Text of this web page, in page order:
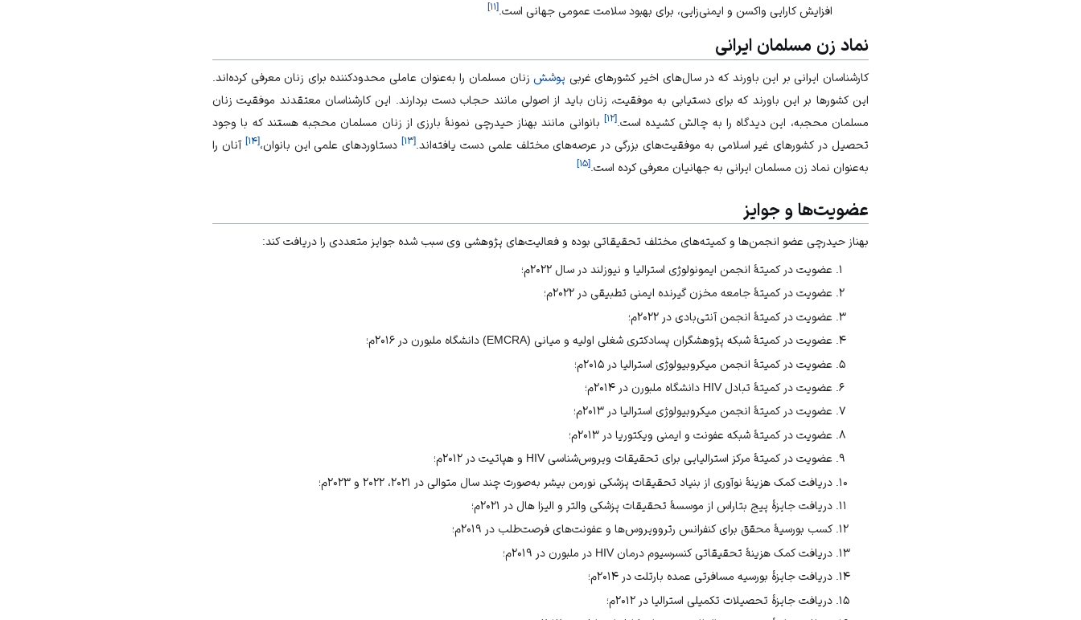
افزایش کارایی واکسن و ایمنی‌زایی، برای بهبود سلامت عمومی جهانی است. [۱۱]
نماد زن مسلمان ایرانی
کارشناسان ایرانی بر این باورند که در سال‌های اخیر کشورهای غربی پوشش زنان مسلمان را به‌عنوان عاملی محدودکننده برای زنان معرفی کرده‌اند.
این کشورها بر این باورند که برای دستیابی به موفقیت، زنان باید از اصولی مانند حجابدست بردارند. این کارشناسان معتقدند موفقیت زنان
مسلمان محجبه، این دیدگاه را به چالش کشیده است.[۱۲] بانوانی مانند بهناز حیدرچی نمونۀ بارزی از زنان مسلمان محجبه هستند که با وجود
تحصیل در کشورهای غیر اسلامی به موفقیت‌های بزرگی در عرصه‌های مختلف علمی دست یافته‌اند. [۱۳]دستاوردهای علمی این بانوان،[۱۴] آنان را
به‌عنوان نماد زن مسلمان ایرانی به جهانیان معرفی کرده است. [۱۵]
عضویت‌ها و جوایز
بهناز حیدرچی عضو انجمن‌ها و کمیته‌های مختلف تحقیقاتی بوده و فعالیت‌های پژوهشی وی سبب شده جوایز متعددی را دریافت کند:
عضویت در کمیتۀ انجمن ایمونولوژی استرالیا و نیوزلند در سال ۲۰۲۲م؛
عضویت در کمیتۀ جامعه مخزن گیرنده ایمنی تطبیقی در ‌۲۰۲۲م؛
عضویت در کمیتۀ انجمن آنتی‌بادی در ۲۰۲۲م؛
عضویت در کمیتۀ شبکه پژوهشگران پسا‌دکتری شغلی اولیه و میانی (EMCRA) دانشگاه ملبورن در ۲۰۱۶م؛
عضویت در کمیتۀ انجمن میکروبیولوژی استرالیا در ‌۲۰۱۵م؛
عضویت در کمیتۀ تبادل HIV دانشگاه ملبورن در ۲۰۱۴م؛
عضویت در کمیتۀ انجمن میکروبیولوژی استرالیا در ۲۰۱۳م؛
عضویت در کمیتۀ شبکه عفونت و ایمنی ویکتوریا در ۲۰۱۳م؛
عضویت در کمیتۀ مرکز استرالیایی برای تحقیقات ویروس‌شناسی HIV و هپاتیت در ۲۰۱۲م؛
دریافت کمک هزینۀ نوآوری از بنیاد تحقیقات پزشکی نورمن بیشر به‌صورت چند سال متوالی در ۲۰۲۱، ۲۰۲۲ و ۲۰۲۳م؛
دریافت جایزۀ پیج بتاراس از موسسۀ تحقیقات پزشکی والتر و الیزا هال در ۲۰۲۱م؛
کسب بورسیۀ محقق برای کنفرانس رتروویروس‌ها و عفونت‌های فرصت‌طلب در ۲۰۱۹م؛
دریافت کمک هزینۀ تحقیقاتی کنسرسیوم درمان HIV در ملبورن در ‌۲۰۱۹م؛
دریافت جایزۀ بورسیه مسافرتی عمده بارتلت در ۲۰۱۴م؛
دریافت جایزۀ تحصیلات تکمیلی استرالیا در ۲۰۱۲م؛